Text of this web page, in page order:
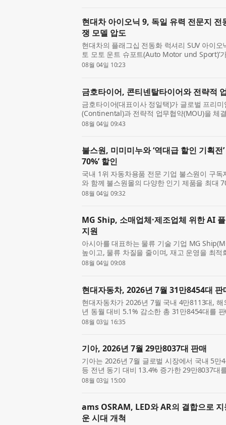
현대차 아이오닉 9, 독일 유력 전문지
쟁 모델 압도
현대차의 플래그십 전동화 럭셔리 SUV 아이
토 모토 운트 슈포트(Auto Motor und Sport)’
평가에서 유럽 프리미엄 대형 전기 SUV 시장
08월 04일 10:23
금호타이어, 콘티넨탈타이어와 전략적
금호타이어(대표이사 정일택)가 글로벌 프리
(Continental)과 전략적 업무협약(MOU)을 체
프로(Tire Pro) 매장에서 콘티넨탈타이어 판매
08월 04일 09:43
불스원, 미미미누와 ‘역대급 할인 기획
70%’ 할인
국내 1위 자동차용품 전문 기업 불스원이 구
와 함께 불스원몰의 다양한 인기 제품을 최대
획전 ‘불.미.세(불스원몰x미미미누 세일)’를
08월 04일 09:32
MG Ship, 소매업체·제조업체 위한 AI
지원
아시아를 대표하는 물류 기술 기업 MG
높이고, 물류 차질을 줄이며, 재고 운영을 최
운송(Multimodal) 추적 플랫폼을 출시했다고
08월 04일 09:08
현대자동차, 2026년 7월 31만8454대 판
현대자동차가 2026년 7월 국내 4만8113대,
년 동월 대비 5.1% 감소한 총 31만8454대를
내 판매는 14.4% 감소했으며, 해외 판매는
08월 03일 16:35
기아, 2026년 7월 29만8037대 판매
기아는 2026년 7월 글로벌 시장에서 국내 5
등 전년 동기 대비 13.4% 증가한 29만8037대
해 같은 기간과 비교해 국내는 21.3% 증가하
08월 03일 15:00
ams OSRAM, LED와 AR의 결합으로
운 시대 개척